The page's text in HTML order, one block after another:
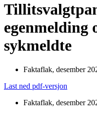
egenmelding
sykmeldte
Faktaflak, desember
Last ned pdf-versjon
Faktaflak, desember